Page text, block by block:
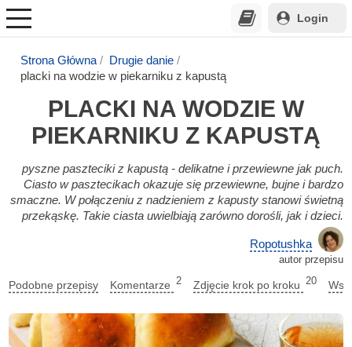
Login
Strona Główna
Drugie danie
placki na wodzie w piekarniku z kapustą
PLACKI NA WODZIE W
PIEKARNIKU Z KAPUSTĄ
pyszne paszteciki z kapustą - delikatne i przewiewne jak puch.
Ciasto w pasztecikach okazuje się przewiewne, bujne i bardzo
smaczne. W połączeniu z nadzieniem z kapusty stanowi świetną
przekąskę. Takie ciasta uwielbiają zarówno dorośli, jak i dzieci.
Ropotushka
autor przepisu
Podobne przepisy Komentarze 2 Zdjęcie krok po kroku 20